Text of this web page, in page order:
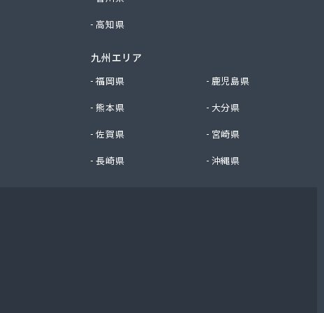
高知県
九州エリア
福岡県
鹿児島県
熊本県
大分県
佐賀県
宮崎県
長崎県
沖縄県